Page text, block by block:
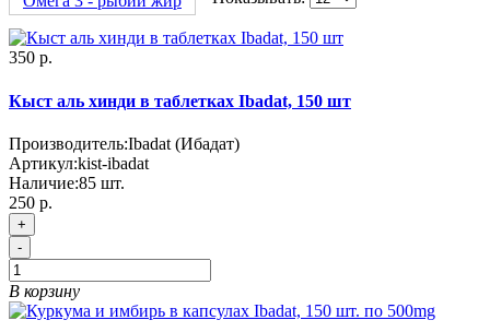
350 р.
Кыст аль хинди в таблетках Ibadat, 150 шт
Производитель:Ibadat (Ибадат)
Артикул:kist-ibadat
Наличие:85 шт.
250 р.
+
-
В корзину